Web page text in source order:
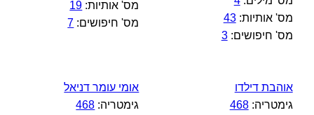
מס' אותיות:43
מס' חיפושים:3
מס' אותיות: 19
מס' חיפושים: 7
אוהבת דילדו
גימטריה:468
אומי עומר דניאל
גימטריה: 468